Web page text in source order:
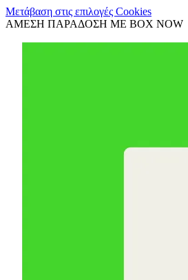
Μετάβαση στις επιλογές Cookies
ΑΜΕΣΗ ΠΑΡΑΔΟΣΗ ΜΕ BOX NOW